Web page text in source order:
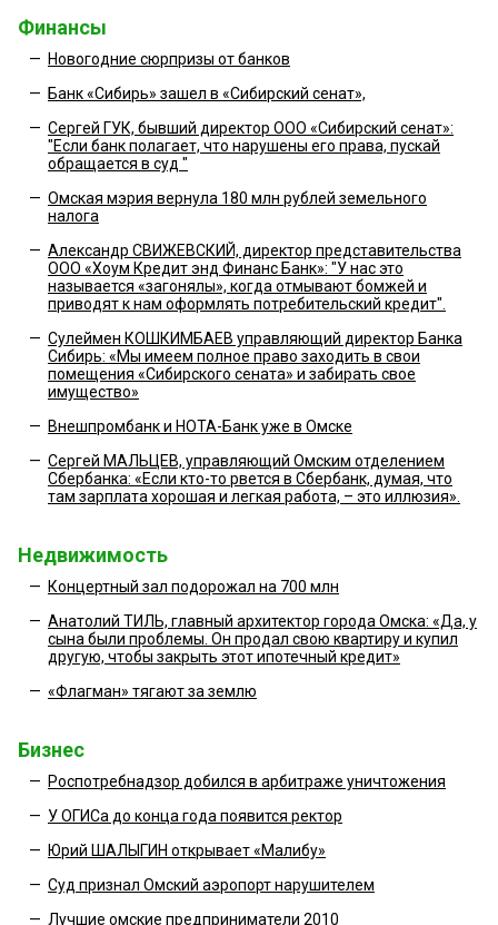
Финансы
— Новогодние сюрпризы от банков
— Банк «Сибирь» зашел в «Сибирский сенат»,
— Сергей ГУК, бывший директор ООО «Сибирский сенат»:
"Если банк полагает, что нарушены его права, пускай
обращается в суд "
— Омская мэрия вернула 180 млн рублей земельного
налога
— Александр СВИЖЕВСКИЙ, директор представительства
ООО «Хоум Кредит энд Финанс Банк»: "У нас это
называется «загонялы», когда отмывают бомжей и
приводят к нам оформлять потребительский кредит".
— Сулеймен КОШКИМБАЕВ управляющий директор Банка
Сибирь: «Мы имеем полное право заходить в свои
помещения «Сибирского сената» и забирать свое
имущество»
— Внешпромбанк и НОТА-Банк уже в Омске
— Сергей МАЛЬЦЕВ, управляющий Омским отделением
Сбербанка: «Если кто-то рвется в Сбербанк, думая, что
там зарплата хорошая и легкая работа, – это иллюзия».
Недвижимость
— Концертный зал подорожал на 700 млн
— Анатолий ТИЛЬ, главный архитектор города Омска: «Да, у
сына были проблемы. Он продал свою квартиру и купил
другую, чтобы закрыть этот ипотечный кредит»
— «Флагман» тягают за землю
Бизнес
— Роспотребнадзор добился в арбитраже уничтожения
— У ОГИСа до конца года появится ректор
— Юрий ШАЛЫГИН открывает «Малибу»
— Суд признал Омский аэропорт нарушителем
— Лучшие омские предприниматели 2010